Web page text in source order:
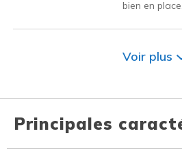
bien en place.
Voir plus
Principales